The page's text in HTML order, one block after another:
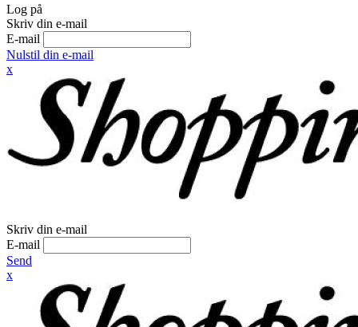
Log på
Skriv din e-mail
E-mail
Nulstil din e-mail
x
Skriv din e-mail
E-mail
Send
x